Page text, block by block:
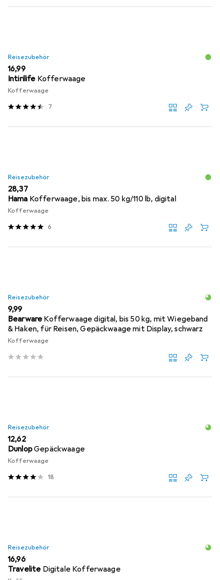
Reisezubehör
EUR
16,99
Intirilife Kofferwaage
Kofferwaage
7
Reisezubehör
EUR
28,37
Hama Kofferwaage, bis max. 50 kg/110 lb, digital
Kofferwaage
6
Reisezubehör
EUR
9,99
Bearware Kofferwaage digital, bis 50 kg, mit Wiegeband
& Haken, für Reisen, Gepäckwaage mit Display, schwarz
Kofferwaage
Reisezubehör
EUR
12,62
DunlopGepäckwaage
Kofferwaage
18
Reisezubehör
EUR
16,96
Travelite Digitale Kofferwaage